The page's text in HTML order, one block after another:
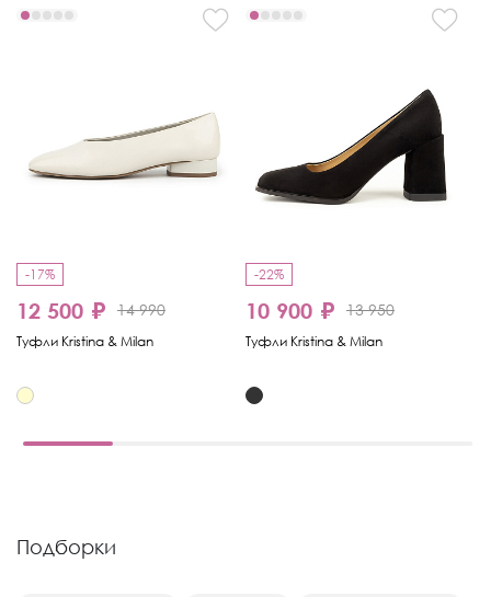
-17%
12 500 ₽ 14 990
Туфли Kristina & Milan
-22%
10 900 ₽ 13 950
Туфли Kristina & Milan
Подборки